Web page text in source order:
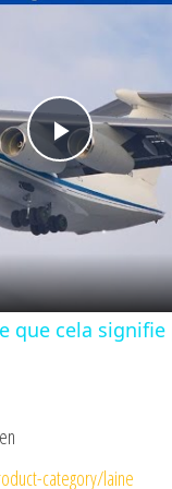
P
l
a
que cela
category/laine